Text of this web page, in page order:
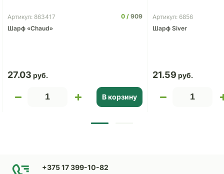
Артикул: 863417 0
909
Шарф «Chaud»
27.03
В корзину
Артикул: 6856
Шарф Siver
21.59
+375 17 399-10-82